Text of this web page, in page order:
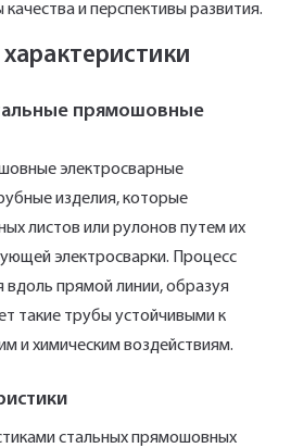
и перспективы развития.
прямошовные
электросварные
изделия, которые
листов или рулонов путем их
электросварки. Процесс
вдоль прямой линии, образуя
такие трубы устойчивыми к
и химическим воздействиям.
стальных прямошовных